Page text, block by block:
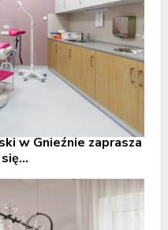
w Gnieźnie zaprasza